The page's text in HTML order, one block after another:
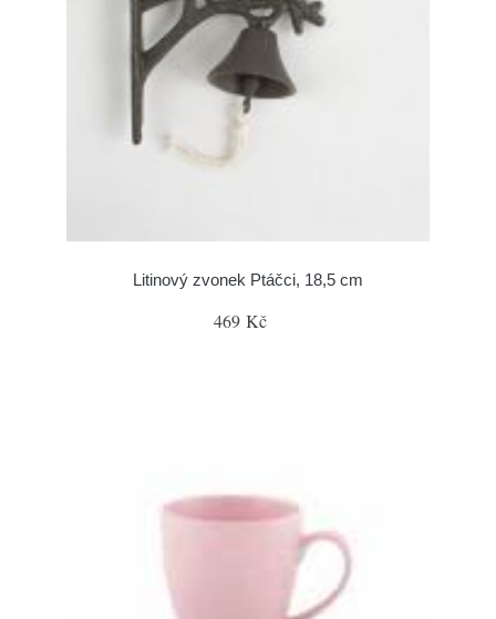
Litinový zvonek Ptáčci, 18,5 cm
469 Kč